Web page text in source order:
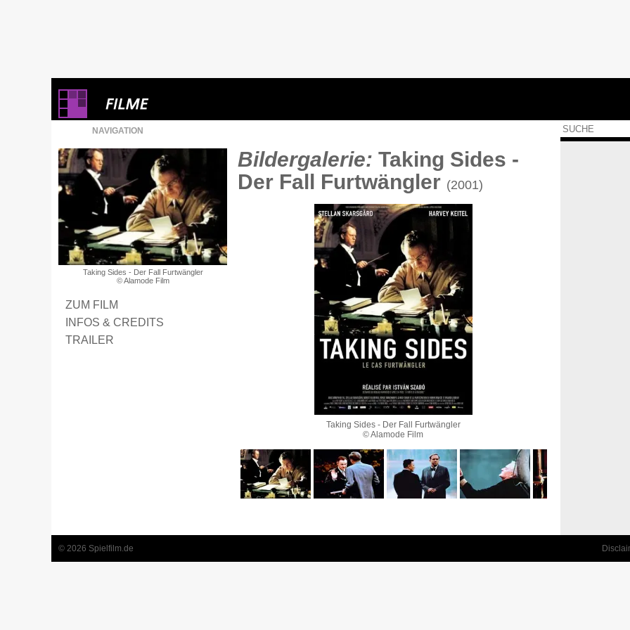
NAVIGATION
Taking Sides - Der Fall Furtwängler
© Alamode Film
ZUM FILM
INFOS & CREDITS
TRAILER
Bildergalerie: Taking Sides -
Der Fall Furtwängler (2001)
Taking Sides - Der Fall Furtwängler
© Alamode Film
© 2026 Spielfilm.de